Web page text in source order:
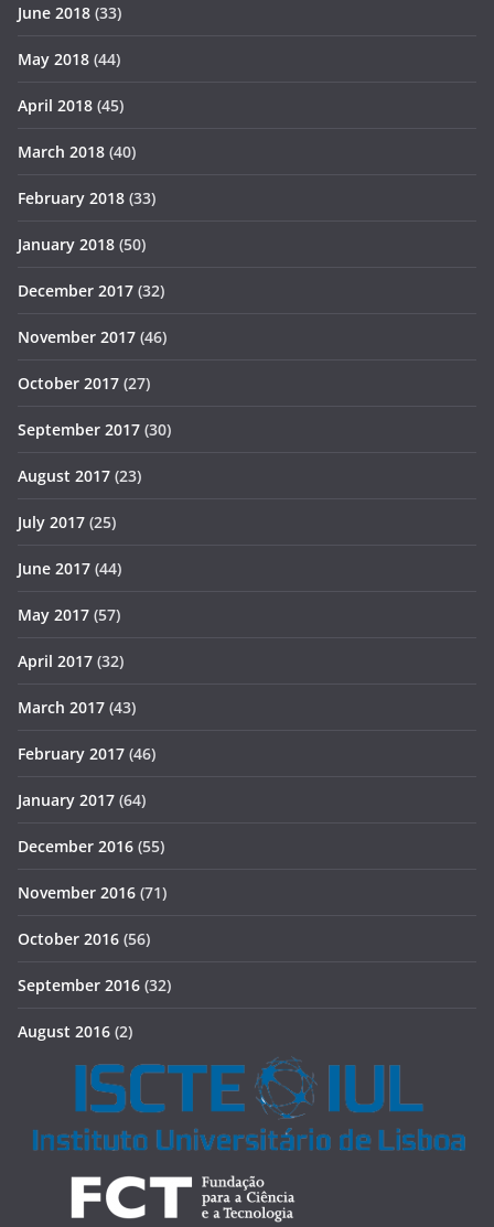
June 2018 (33)
May 2018 (44)
April 2018 (45)
March 2018 (40)
February 2018 (33)
January 2018 (50)
December 2017 (32)
November 2017 (46)
October 2017 (27)
September 2017 (30)
August 2017 (23)
July 2017 (25)
June 2017 (44)
May 2017 (57)
April 2017 (32)
March 2017 (43)
February 2017 (46)
January 2017 (64)
December 2016 (55)
November 2016 (71)
October 2016 (56)
September 2016 (32)
August 2016 (2)